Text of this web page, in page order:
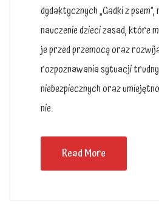
dydaktycznych „Gadki z
nauczenie dzieci zasad, które
je przed przemocą oraz
rozpoznawania sytuacji
niebezpiecznych oraz
nie.
Read More